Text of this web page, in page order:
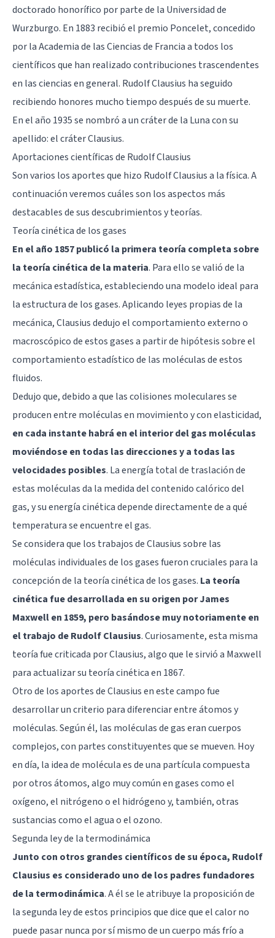
doctorado honorífico por parte de la Universidad de
Wurzburgo. En 1883 recibió el premio Poncelet, concedido
por la Academia de las Ciencias de Francia a todos los
científicos que han realizado contribuciones trascendentes
en las ciencias en general. Rudolf Clausius ha seguido
recibiendo honores mucho tiempo después de su muerte.
En el año 1935 se nombró a un cráter de la Luna con su
apellido: el cráter Clausius.
Aportaciones científicas de Rudolf Clausius
Son varios los aportes que hizo Rudolf Clausius a la física. A
continuación veremos cuáles son los aspectos más
destacables de sus descubrimientos y teorías.
Teoría cinética de los gases
En el año 1857 publicó la primera teoría completa sobre
la teoría cinética de la materia. Para ello se valió de la
mecánica estadística, estableciendo una modelo ideal para
la estructura de los gases. Aplicando leyes propias de la
mecánica, Clausius dedujo el comportamiento externo o
macroscópico de estos gases a partir de hipótesis sobre el
comportamiento estadístico de las moléculas de estos
fluidos.
Dedujo que, debido a que las colisiones moleculares se
producen entre moléculas en movimiento y con elasticidad,
en cada instante habrá en el interior del gas moléculas
moviéndose en todas las direcciones y a todas las
velocidades posibles. La energía total de traslación de
estas moléculas da la medida del contenido calórico del
gas, y su energía cinética depende directamente de a qué
temperatura se encuentre el gas.
Se considera que los trabajos de Clausius sobre las
moléculas individuales de los gases fueron cruciales para la
concepción de la teoría cinética de los gases. La teoría
cinética fue desarrollada en su origen por James
Maxwell en 1859, pero basándose muy notoriamente en
el trabajo de Rudolf Clausius. Curiosamente, esta misma
teoría fue criticada por Clausius, algo que le sirvió a Maxwell
para actualizar su teoría cinética en 1867.
Otro de los aportes de Clausius en este campo fue
desarrollar un criterio para diferenciar entre átomos y
moléculas. Según él, las moléculas de gas eran cuerpos
complejos, con partes constituyentes que se mueven. Hoy
en día, la idea de molécula es de una partícula compuesta
por otros átomos, algo muy común en gases como el
oxígeno, el nitrógeno o el hidrógeno y, también, otras
sustancias como el agua o el ozono.
Segunda ley de la termodinámica
Junto con otros grandes científicos de su época, Rudolf
Clausius es considerado uno de los padres fundadores
de la termodinámica. A él se le atribuye la proposición de
la segunda ley de estos principios que dice que el calor no
puede pasar nunca por sí mismo de un cuerpo más frío a